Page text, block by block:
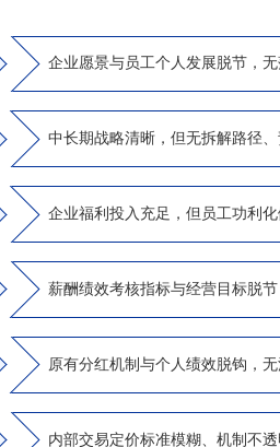
企业愿景与员工个人发展脱节，
中长期战略清晰，但无拆解路径
企业福利投入充足，但员工功利
薪酬绩效考核指标与经营目标脱
原有分红机制与个人绩效脱钩，
内部交易定价标准模糊、机制不